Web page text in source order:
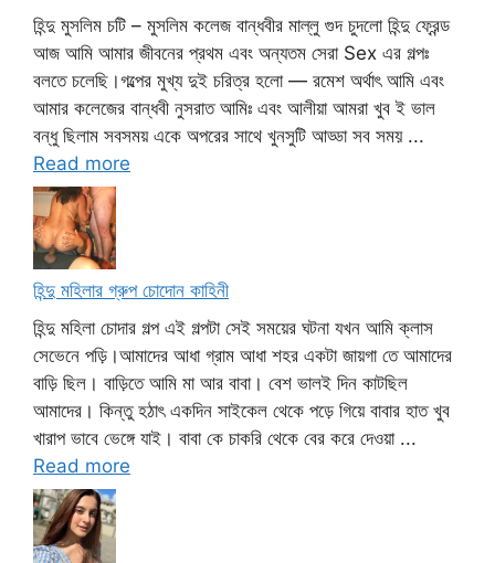
হিন্দু মুসলিম চটি – মুসলিম কলেজ বান্ধবীর মাল্লু গুদ চুদলো হিন্দু ফ্রেন্ড
আজ আমি আমার জীবনের প্রথম এবং অন্যতম সেরা Sex এর গল্পঃ
বলতে চলেছি।গল্পের মুখ্য দুই চরিত্র হলো — রমেশ অর্থাৎ আমি এবং
আমার কলেজের বান্ধবী নুসরাত আমিঃ এবং আলীয়া আমরা খুব ই ভাল
বন্ধু ছিলাম সবসময় একে অপরের সাথে খুনসুটি আড্ডা সব সময় ...
Read more
হিন্দু মহিলার গ্রুপ চোদোন কাহিনী
হিন্দু মহিলা চোদার গল্প এই গল্পটা সেই সময়ের ঘটনা যখন আমি ক্লাস
সেভেনে পড়ি।আমাদের আধা গ্রাম আধা শহর একটা জায়গা তে আমাদের
বাড়ি ছিল। বাড়িতে আমি মা আর বাবা। বেশ ভালই দিন কাটছিল
আমাদের। কিন্তু হঠাৎ একদিন সাইকেল থেকে পড়ে গিয়ে বাবার হাত খুব
খারাপ ভাবে ভেঙ্গে যাই। বাবা কে চাকরি থেকে বের করে দেওয়া ...
Read more